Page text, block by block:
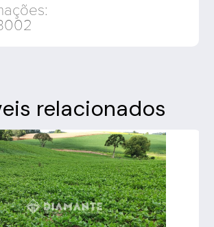
relacionados